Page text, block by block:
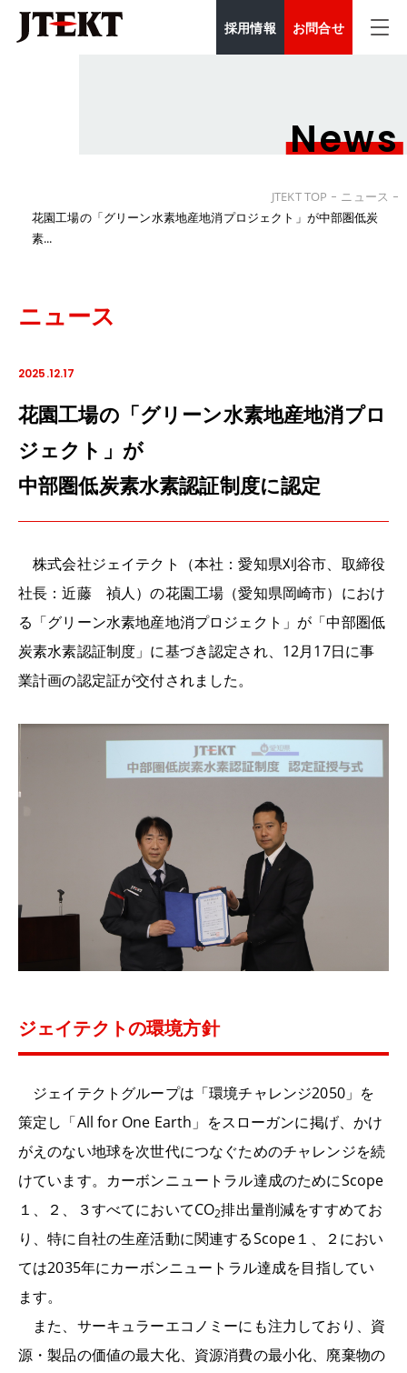
採用情報 お問合せ
News
JTEKT TOP
ニュース
花園工場の「グリーン水素地産地消プロジェクト」が中部圏低炭
素...
ニュース
2025.12.17
花園工場の「グリーン水素地産地消プロ
ジェクト」が
中部圏低炭素水素認証制度に認定
株式会社ジェイテクト（本社：愛知県刈谷市、取締役
社長：近藤 禎人）の花園工場（愛知県岡崎市）におけ
る「グリーン水素地産地消プロジェクト」が「中部圏低
炭素水素認証制度」に基づき認定され、12月17日に事
業計画の認定証が交付されました。
ジェイテクトの環境方針
ジェイテクトグループは「環境チャレンジ2050」を
策定し「All for One Earth」をスローガンに掲げ、かけ
がえのない地球を次世代につなぐためのチャレンジを続
けています。カーボンニュートラル達成のためにScope
１、２、３すべてにおいてCO2排出量削減をすすめてお
り、特に自社の生産活動に関連するScope１、２におい
ては2035年にカーボンニュートラル達成を目指してい
ます。
また、サーキュラーエコノミーにも注力しており、資
源・製品の価値の最大化、資源消費の最小化、廃棄物の